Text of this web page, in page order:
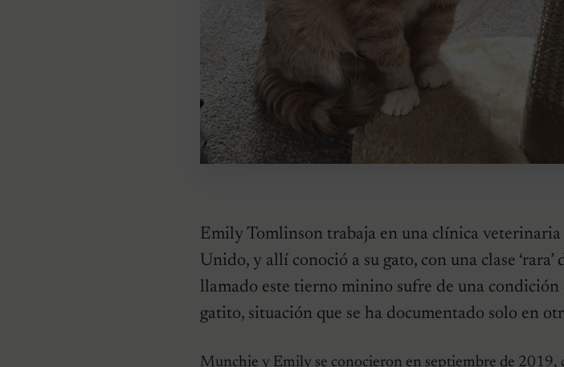
Emily Tomlinson trabaja en una clínica
Unido, y allí conoció a su gato, con una clase
llamado este tierno minino sufre de una condición
gatito, situación que se ha documentado solo en
Munchie y Emily se conocieron en septiembre de 2019,